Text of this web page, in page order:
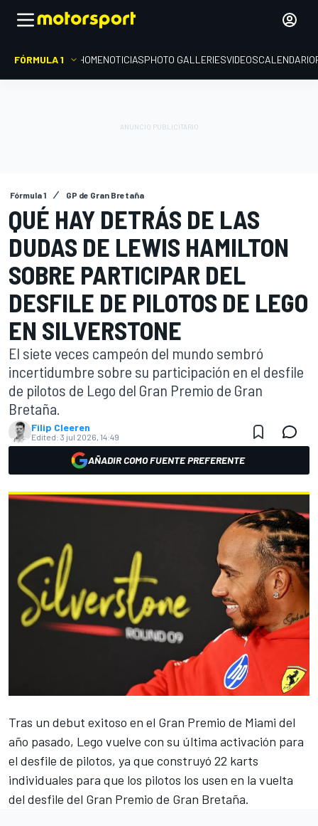
FÓRMULA 1 HOMENOTICIASPHOTO GALLERIESVIDEOSCALENDARIO
Fórmula 1 GP de Gran Bretaña
QUÉ HAY DETRÁS DE LAS
DUDAS DE LEWIS HAMILTON
SOBRE PARTICIPAR DEL
DESFILE DE PILOTOS DE LEGO
EN SILVERSTONE
El siete veces campeón del mundo sembró
incertidumbre sobre su participación en el desfile
de pilotos de Lego del Gran Premio de Gran
Bretaña.
Filip Cleeren
Edited: 3 jul 2026, 14:49
AÑADIR COMO FUENTE PREFERENTE
Tras un debut exitoso en el Gran Premio de Miami del
año pasado, Lego vuelve con su última activación para
el desfile de pilotos, ya que construyó 22 karts
individuales para que los pilotos los usen en la vuelta
del desfile del Gran Premio de Gran Bretaña.